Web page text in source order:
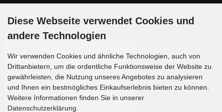
Zahlungsmethoden
Diese Webseite verwendet Cookies und
andere Technologien
Wir verwenden Cookies und ähnliche Technologien, auch von
Drittanbietern, um die ordentliche Funktionsweise der Website zu
gewährleisten, die Nutzung unseres Angebotes zu analysieren
und Ihnen ein bestmögliches Einkaufserlebnis bieten zu können.
Weitere Informationen finden Sie in unserer
Datenschutzerklärung.